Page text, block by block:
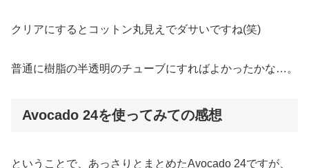
クリアにするとコットン丸見えでダサいですね(笑)
普通に樹脂の半透明のチューブにすればよかったかな…。
Avocado 24を使ってみての感想
ということで、あっさりとまとめたAvocado 24ですが、